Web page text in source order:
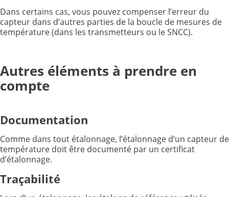
Dans certains cas, vous pouvez compenser l’erreur du
capteur dans d’autres parties de la boucle de mesures de
température (dans les transmetteurs ou le SNCC).
Autres éléments à prendre en
compte
Documentation
Comme dans tout étalonnage, l’étalonnage d’un capteur de
température doit être documenté par un certificat
d’étalonnage.
Traçabilité